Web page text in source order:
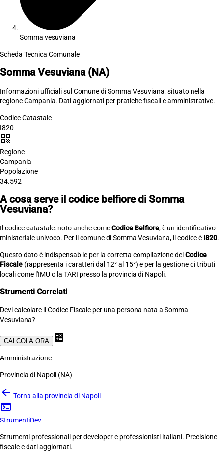
Somma vesuviana
Scheda Tecnica Comunale
Somma Vesuviana (NA)
Informazioni ufficiali sul Comune di Somma Vesuviana, situato nella
regione Campania. Dati aggiornati per pratiche fiscali e amministrative.
Codice Catastale
I820
qr_code
Regione
Campania
Popolazione
34.592
A cosa serve il codice belfiore di Somma
Vesuviana?
Il codice catastale, noto anche comeCodice Belfiore, è un identificativo
ministeriale univoco. Per il comune di Somma Vesuviana, il codice è I820.
Questo dato è indispensabile per la corretta compilazione del Codice
Fiscale (rappresenta i caratteri dal 12° al 15°) e per la gestione di tributi
locali come l'IMU o la TARI presso la provincia di Napoli.
Strumenti Correlati
Devi calcolare il Codice Fiscale per una persona nata a Somma
Vesuviana?
CALCOLA ORA calculate
Amministrazione
Provincia di Napoli (NA)
arrow_back Torna alla provincia di Napoli
terminal
StrumentiDev
Strumenti professionali per developer e professionisti italiani. Precisione
fiscale e dati aggiornati.